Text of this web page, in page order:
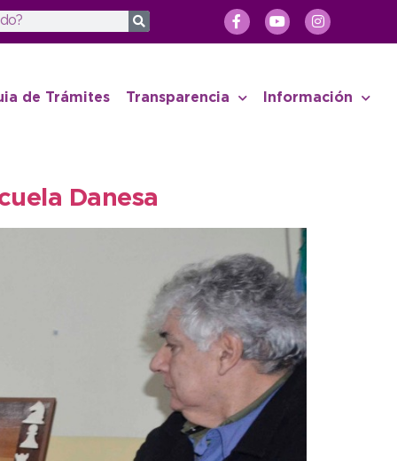
de Trámites Transparencia Información
Danesa